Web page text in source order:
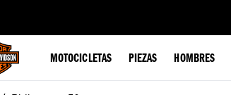
MOTOCICLETAS PIEZAS HOMBRES